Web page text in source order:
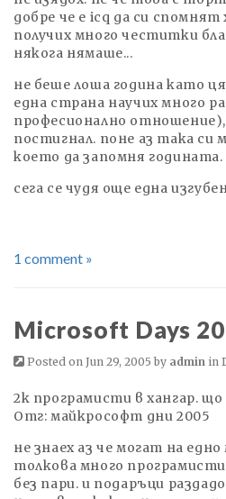
добре че е icq да си спомнят
получих много честитки
някога нямаше...
не беше лоша година като
една страна научих много
професионално
постигнал. поне аз така си
което да запомня годината.
сега се чудя още една
1 comment »
Microsoft Days
Posted on Jun 29, 2005 by admin in
2k програмисти в хангар. що
Отг: майкрософт дни 2005
не знаех аз че могат на
толкова много програмисти
без пари. и подаръци